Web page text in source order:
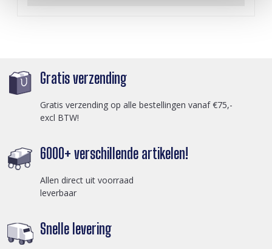
Gratis verzending
Gratis verzending op alle bestellingen vanaf €75,-
excl BTW!
6000+ verschillende artikelen!
Allen direct uit voorraad
leverbaar
Snelle levering